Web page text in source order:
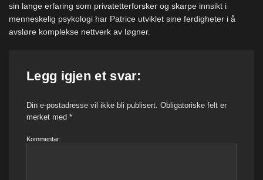
sin lange erfaring som privatetterforsker og skarpe innsikt i
menneskelig psykologi har Patrice utviklet sine ferdigheter i å
avsløre komplekse nettverk av løgner.
Legg igjen et svar:
Din e-postadresse vil ikke bli publisert. Obligatoriske felt er
merket med *
Kommentar: